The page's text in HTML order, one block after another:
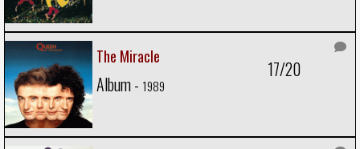
The Miracle
Album - 1989
17/20